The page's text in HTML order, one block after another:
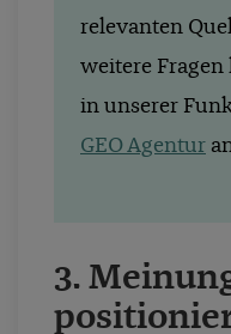
relevanten
weitere Fragen
in unserer
GEO Agentur
3.